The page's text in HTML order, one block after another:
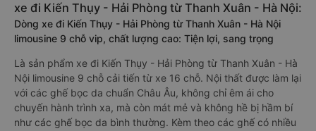
xe đi Kiến Thụy - Hải Phòng từ Thanh Xuân - Hà Nội:
Dòng xe đi Kiến Thụy - Hải Phòng từ Thanh Xuân - Hà Nội
limousine 9 chỗ vip, chất lượng cao: Tiện lợi, sang trọng
Là sản phẩm xe đi Kiến Thụy - Hải Phòng từ Thanh Xuân - Hà
Nội limousine 9 chỗ cải tiến từ xe 16 chỗ. Nội thất được làm lại
với các ghế bọc da chuẩn Châu Âu, không chỉ êm ái cho
chuyến hành trình xa, mà còn mát mẻ và không hề bị hầm bí
như các ghế bọc da bình thường. Kèm theo các ghế có nhiều